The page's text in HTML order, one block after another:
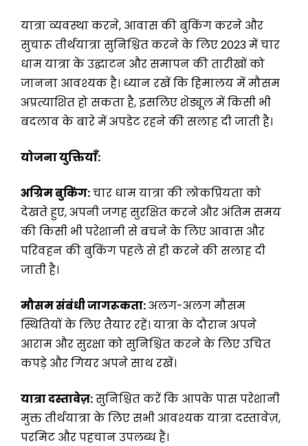
यात्रा व्यवस्था करने, आवास की बुकिंग करने और
सुचारू तीर्थयात्रा सुनिश्चित करने के लिए 2023 में चार
धाम यात्रा के उद्घाटन और समापन की तारीखों को
जानना आवश्यक है। ध्यान रखें कि हिमालय में मौसम
अप्रत्याशित हो सकता है, इसलिए शेड्यूल में किसी भी
बदलाव के बारे में अपडेट रहने की सलाह दी जाती है।
योजना युक्तियाँ:
अग्रिम बुकिंग:चार धाम यात्रा की लोकप्रियता को
देखते हुए, अपनी जगह सुरक्षित करने और अंतिम समय
की किसी भी परेशानी से बचने के लिए आवास और
परिवहन की बुकिंग पहले से ही करने की सलाह दी
जाती है।
मौसम संबंधी जागरूकता:अलग-अलग मौसम
स्थितियों के लिए तैयार रहें। यात्रा के दौरान अपने
आराम और सुरक्षा को सुनिश्चित करने के लिए उचित
कपड़े और गियर अपने साथ रखें।
यात्रा दस्तावेज़:सुनिश्चित करें कि आपके पास परेशानी
मुक्त तीर्थयात्रा के लिए सभी आवश्यक यात्रा दस्तावेज़,
परमिट और पहचान उपलब्ध हैं।